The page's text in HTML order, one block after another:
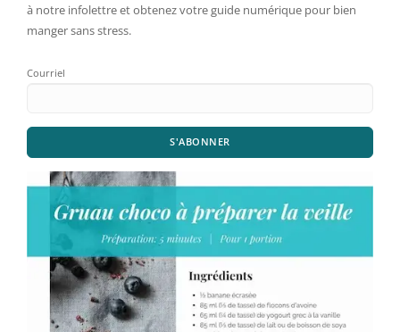
à notre infolettre et obtenez votre guide numérique pour bien
manger sans stress.
Courriel
S'ABONNER